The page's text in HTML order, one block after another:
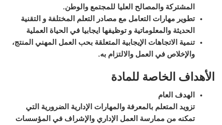
المشتركة والمصالح العليا للمجتمع والوطن.
تطوير مهارات التعامل مع مصادر التعلم المختلفة و التقنية
الحديثة والمعلوماتية و توظيفها ايجابيا في الحياة العملية
تنمية الاتجاهات الإيجابية المتعلقة بحب العمل المهني المنتج،
والإخلاص في العمل والالتزام به.
الأهداف الخاصة للمادة
الهدف العام
تزويد المتعلم بالمعرفة والمهارات الإدارية الضرورية التي
تمكنه من ممارسة العمل الإداري والإشراف في المؤسسات